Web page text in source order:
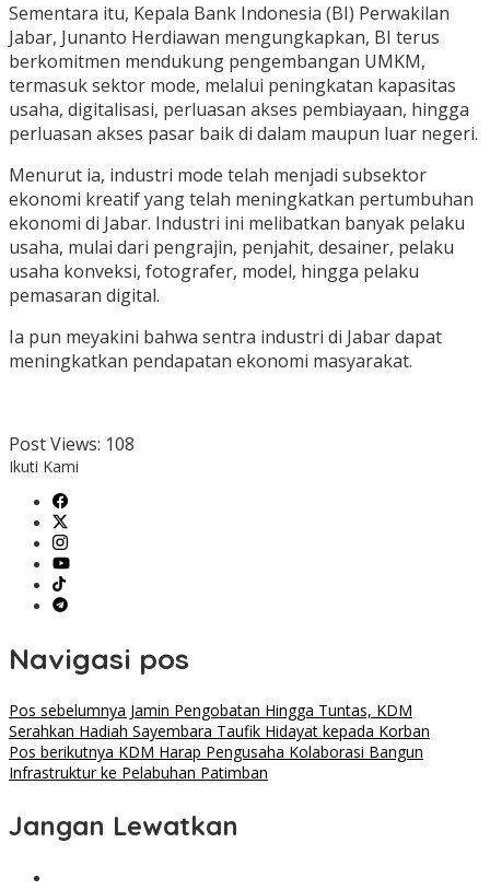
Sementara itu, Kepala Bank Indonesia (BI) Perwakilan
Jabar, Junanto Herdiawan mengungkapkan, BI terus
berkomitmen mendukung pengembangan UMKM,
termasuk sektor mode, melalui peningkatan kapasitas
usaha, digitalisasi, perluasan akses pembiayaan, hingga
perluasan akses pasar baik di dalam maupun luar negeri.
Menurut ia, industri mode telah menjadi subsektor
ekonomi kreatif yang telah meningkatkan pertumbuhan
ekonomi di Jabar. Industri ini melibatkan banyak pelaku
usaha, mulai dari pengrajin, penjahit, desainer, pelaku
usaha konveksi, fotografer, model, hingga pelaku
pemasaran digital.
Ia pun meyakini bahwa sentra industri di Jabar dapat
meningkatkan pendapatan ekonomi masyarakat.
Post Views: 108
Ikuti Kami
Navigasi pos
Pos sebelumnya Jamin Pengobatan Hingga Tuntas, KDM
Serahkan Hadiah Sayembara Taufik Hidayat kepada Korban
Pos berikutnya KDM Harap Pengusaha Kolaborasi Bangun
Infrastruktur ke Pelabuhan Patimban
Jangan Lewatkan